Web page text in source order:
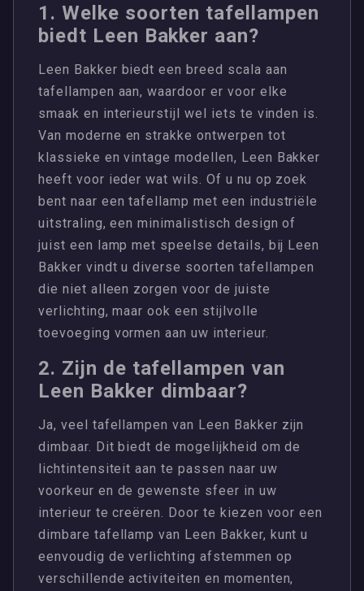
1. Welke soorten tafellampen
biedt Leen Bakker aan?
Leen Bakker biedt een breed scala aan
tafellampen aan, waardoor er voor elke
smaak en interieurstijl wel iets te vinden is.
Van moderne en strakke ontwerpen tot
klassieke en vintage modellen, Leen Bakker
heeft voor ieder wat wils. Of u nu op zoek
bent naar een tafellamp met een industriële
uitstraling, een minimalistisch design of
juist een lamp met speelse details, bij Leen
Bakker vindt u diverse soorten tafellampen
die niet alleen zorgen voor de juiste
verlichting, maar ook een stijlvolle
toevoeging vormen aan uw interieur.
2. Zijn de tafellampen van
Leen Bakker dimbaar?
Ja, veel tafellampen van Leen Bakker zijn
dimbaar. Dit biedt de mogelijkheid om de
lichtintensiteit aan te passen naar uw
voorkeur en de gewenste sfeer in uw
interieur te creëren. Door te kiezen voor een
dimbare tafellamp van Leen Bakker, kunt u
eenvoudig de verlichting afstemmen op
verschillende activiteiten en momenten,